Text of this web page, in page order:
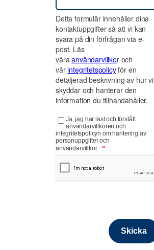
Detta formulär innehåller dina
kontaktuppgifter så att vi kan
svara på din förfrågan via e-
post. Läs
våraanvändarvillkor och
vårintegritetspolicyför en
detaljerad beskrivning av hur vi
skyddar och hanterar den
information du tillhandahåller.
Ja, jag har läst och förstått
användarvillkoren och
integritetspolicyn om hantering av
personuppgifter och
användarvillkor. *